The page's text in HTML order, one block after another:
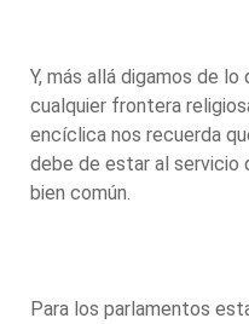
Y, más allá digamos de
cualquier frontera
encíclica nos recuerda
debe de estar al servicio
bien común.
Para los parlamentos